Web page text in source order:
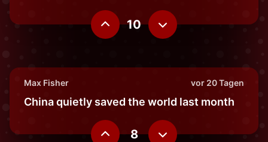
10
Max Fisher vor 20 Tagen
China quietly saved the world last month
8